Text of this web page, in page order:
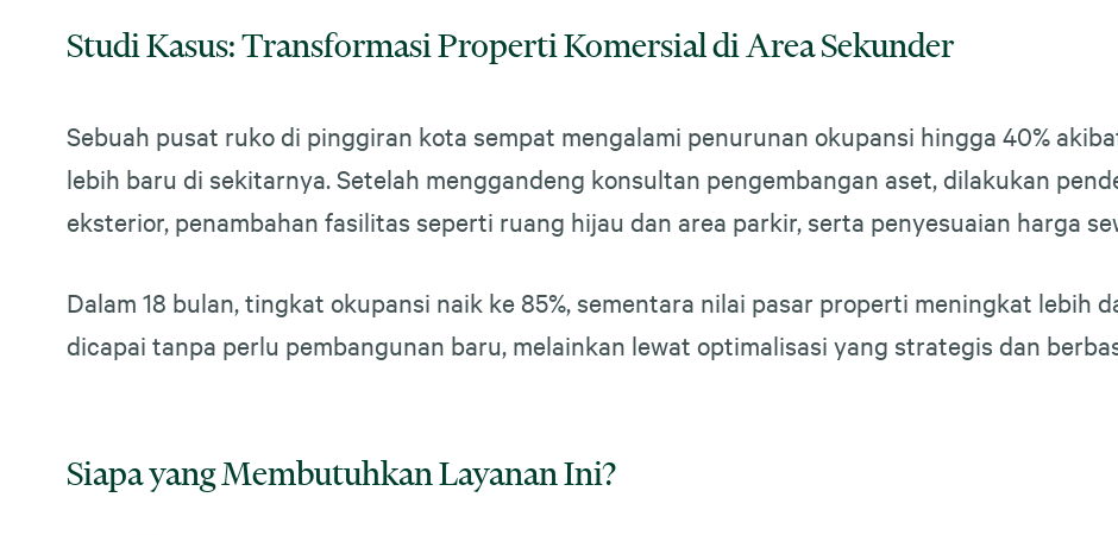
Studi Kasus: Transformasi Properti Komersial di Area Sekunder
Sebuah pusat ruko di pinggiran kota sempat mengalami penurunan okupansi hingga 40%
lebih baru di sekitarnya. Setelah menggandeng konsultan pengembangan aset, dilakukan
eksterior, penambahan fasilitas seperti ruang hijau dan area parkir, serta penyesuaian harga
Dalam 18 bulan, tingkat okupansi naik ke 85%, sementara nilai pasar properti meningkat lebih
dicapai tanpa perlu pembangunan baru, melainkan lewat optimalisasi yang strategis dan
Siapa yang Membutuhkan Layanan Ini?